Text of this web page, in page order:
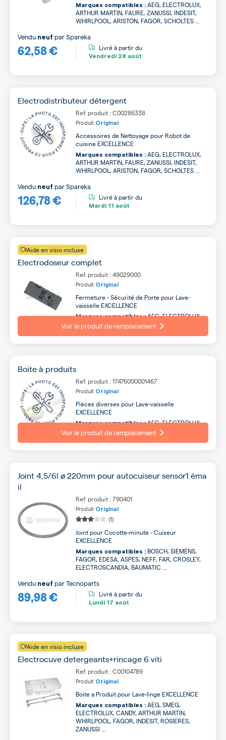
Marques compatibles : AEG, ELECTROLUX,
ARTHUR MARTIN, FAURE, ZANUSSI, INDESIT,
WHIRLPOOL, ARISTON, FAGOR, SCHOLTES ...
62,58 €
Vendu neuf parSpareka
Livré à partir du
Vendredi 28 août
Electrodistributeur détergent
Ref. produit : C00286338
Produit Original
Accessoires de Nettoyage pour Robot de
cuisine EXCELLENCE
Marques compatibles : AEG, ELECTROLUX,
ARTHUR MARTIN, FAURE, ZANUSSI, INDESIT,
WHIRLPOOL, ARISTON, FAGOR, SCHOLTES ...
126,78 €
Vendu neuf parSpareka
Livré à partir du
Mardi 11 août
Aide en visio incluse
Electrodoseur complet
Ref. produit : 49029000
Produit Original
Fermeture - Sécurité de Porte pour Lave-
vaisselle EXCELLENCE
Marques compatibles :AEG, ELECTROLUX,
WHIRLPOOL, ARTHUR MARTIN, FAURE,
ZANUSSI, INDESIT, CANDY, ARISTON, FAGOR ...
Voir le produit de remplacement
Boite à produits
Ref. produit : 17476000001467
Produit Original
Pièces diverses pour Lave-vaisselle
EXCELLENCE
Marques compatibles :AEG, ELECTROLUX,
ARTHUR MARTIN, FAURE, ZANUSSI, INDESIT,
WHIRLPOOL, ARISTON, FAGOR, SCHOLTES ...
Voir le produit de remplacement
Joint 4,5/6l ø 220mm pour autocuiseur sensor1 éma
il
Ref. produit : 790401
Produit Original
(1)
Joint pour Cocotte-minute - Cuiseur
EXCELLENCE
Marques compatibles : BOSCH, SIEMENS,
FAGOR, EDESA, ASPES, NEFF, FAR, CROSLEY,
ELECTROSCANDIA, BAUMATIC ...
89,98 €
Vendu neuf parTecnoparts
Livré à partir du
Lundi 17 août
Aide en visio incluse
Electrocuve detergeants+rincage 6 viti
Ref. produit : C00104789
Produit Original
Boite a Produit pour Lave-linge EXCELLENCE
Marques compatibles : AEG, SMEG,
ELECTROLUX, CANDY, ARTHUR MARTIN,
WHIRLPOOL, FAGOR, INDESIT, ROSIERES,
ZANUSSI ...